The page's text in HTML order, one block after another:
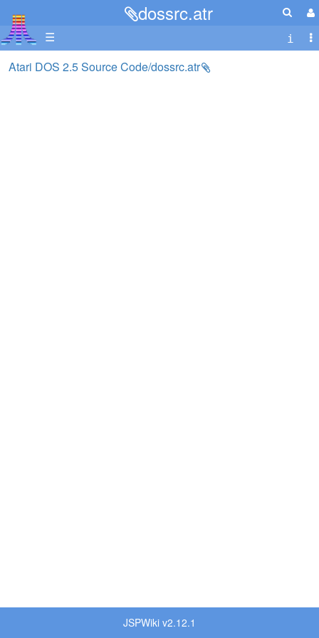
dossrc.atr
☰
Atari DOS 2.5 Source Code/dossrc.atr
JSPWiki v2.12.1